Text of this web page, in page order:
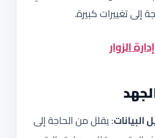
تغييرات كبيرة.
الزوار
: يقلل من الحاجة إلى